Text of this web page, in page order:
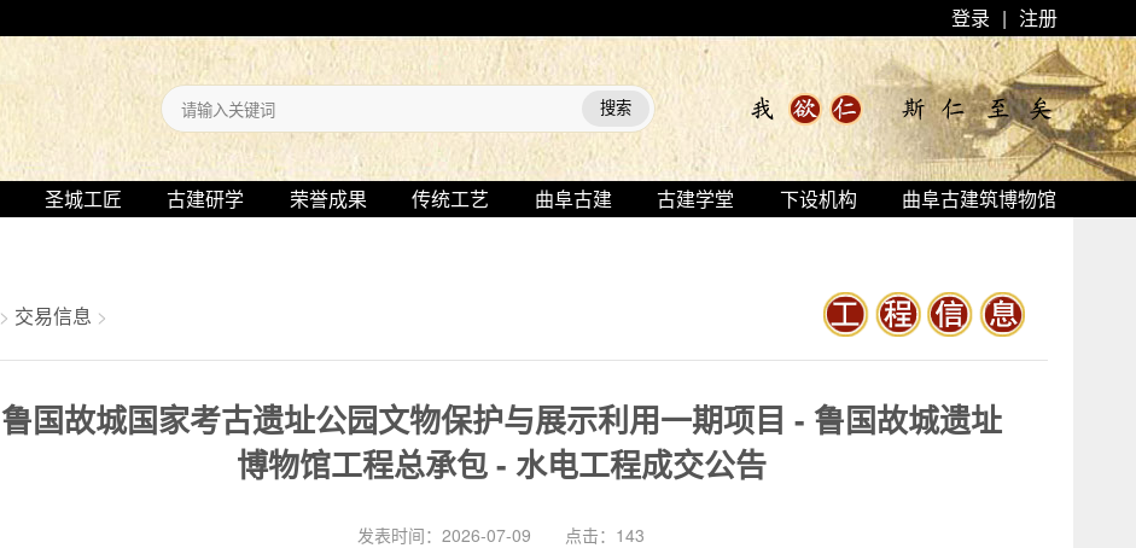
登录 | 注册
圣城工匠 古建研学 荣誉成果 传统工艺 曲阜古建 古建学堂 下设机构 曲阜古建筑博物馆
> 交易信息 >
鲁国故城国家考古遗址公园文物保护与展示利用一期项目 - 鲁国故城遗址
博物馆工程总承包 - 水电工程成交公告
发表时间：2026-07-09 点击： 143